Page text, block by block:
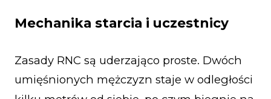
Mechanika starcia i uczestnicy
Zasady RNC są uderzająco proste. Dwóch
umięśnionych mężczyzn staje w odległości